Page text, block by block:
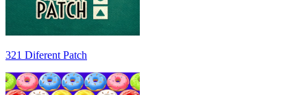
321 Diferent Patch